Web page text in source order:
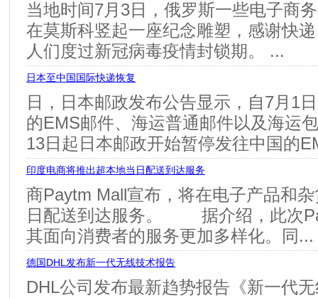
当地时间7月3日，俄罗斯一些电子商
在莫斯科竖起一座纪念雕塑，感谢快
人们度过新冠病毒疫情封锁期。 ...
日本至中国国际快递恢复
日，日本邮政发布公告显示，自7月1
的EMS邮件、海运普通邮件以及海运
13日起日本邮政开始暂停发往中国的
印度电商将推出超本地当日配送到达服务
商Paytm Mall宣布，将在电子产品和
日配送到达服务。 据介绍，此次
其面向消费者的服务更加多样化。同...
德国DHL发布新一代无线技术报告
DHL公司发布最新趋势报告《新一代